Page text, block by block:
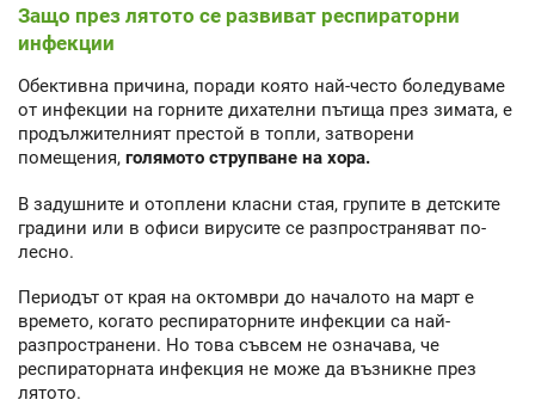
Защо през лятото се развиват респираторни
инфекции
Обективна причина, поради която най-често боледуваме
от инфекции на горните дихателни пътища през зимата, е
продължителният престой в топли, затворени
помещения, голямото струпване на хора.
В задушните и отоплени класни стая, групите в детските
градини или в офиси вирусите се разпространяват по-
лесно.
Периодът от края на октомври до началото на март е
времето, когато респираторните инфекции са най-
разпространени. Но това съвсем не означава, че
респираторната инфекция не може да възникне през
лятото.